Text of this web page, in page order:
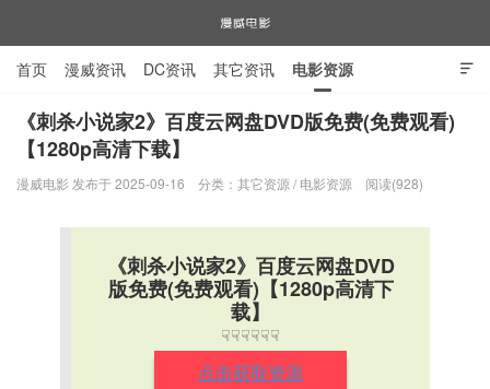
漫威电影

首页 漫威资讯 DC资讯 其它资讯 电影资源
电视剧资源 漫威图片
《刺杀小说家2》百度云网盘DVD版免费(免费观看)
【1280p高清下载】
漫威电影 发布于 2025-09-16 分类： 其它资源 / 电影资源 阅读(928)
《刺杀小说家2》百度云网盘DVD
版免费(免费观看)【1280p高清下
载】
☟☟☟☟☟☟
点击获取资源